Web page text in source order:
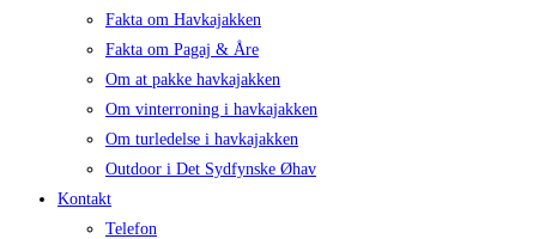
Fakta om Havkajakken
Fakta om Pagaj & Åre
Om at pakke havkajakken
Om vinterroning i havkajakken
Om turledelse i havkajakken
Outdoor i Det Sydfynske Øhav
Kontakt
Telefon